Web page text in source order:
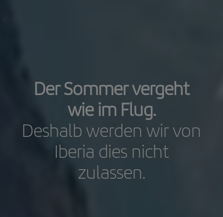
Der Sommer vergeht
wie im Flug.
Deshalb werden wir von
Iberia dies nicht
zulassen.